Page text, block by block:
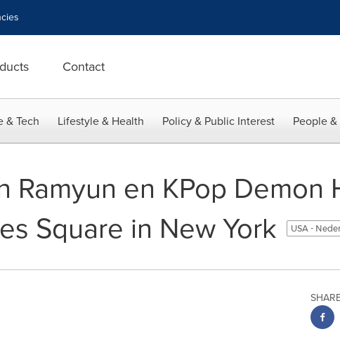
Contact
& Tech Lifestyle & Health Policy & Public Interest People
Ramyun en KPop Demon
Square in New York
USA -